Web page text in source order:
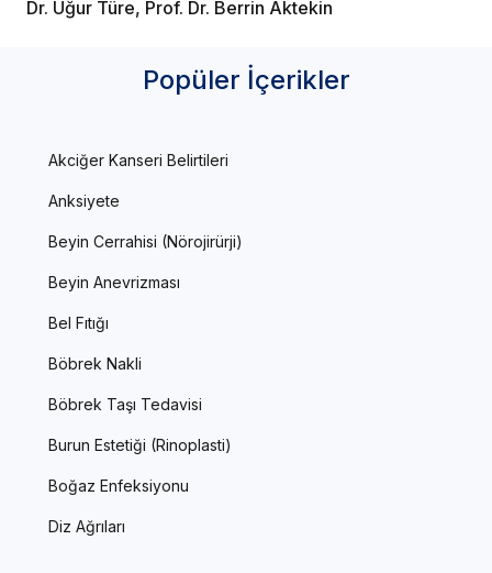
Dr. Uğur Türe, Prof. Dr. Berrin Aktekin
Popüler İçerikler
Akciğer Kanseri Belirtileri
Anksiyete
Beyin Cerrahisi (Nörojirürji)
Beyin Anevrizması
Bel Fıtığı
Böbrek Nakli
Böbrek Taşı Tedavisi
Burun Estetiği (Rinoplasti)
Boğaz Enfeksiyonu
Diz Ağrıları